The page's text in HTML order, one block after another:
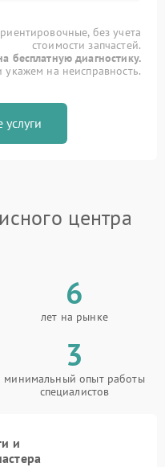
без учета
стоимости запчастей.
бесплатную диагностику.
на неисправность.
услуги
центра
6
лет на рынке
3
минимальный опыт работы
специалистов
и